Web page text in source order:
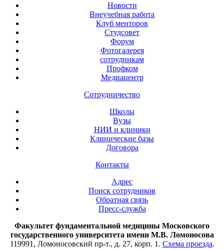
Новости
Внеучебная работа
Клуб менторов
Студсовет
Форум
Фотогалерея
сотрудникам
Профком
Медиацентр
Сотрудничество
Школы
Вузы
НИИ и клиники
Клинические базы
Договора
Контакты
Адрес
Поиск сотрудников
Обратная связь
Пресс-служба
Факультет фундаментальной медицины Московского
государственного университета имени М.В. Ломоносова
119991, Ломоносовский пр-т., д. 27, корп. 1. Схема проезда.